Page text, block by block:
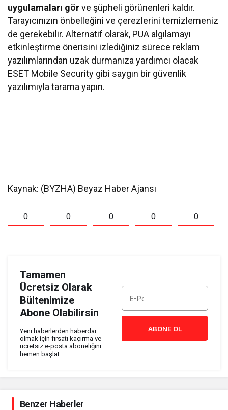
uygulamaları görve şüpheli görünenleri kaldır.
Tarayıcınızın önbelleğini ve çerezlerini temizlemeniz
de gerekebilir. Alternatif olarak, PUA algılamayı
etkinleştirme önerisini izlediğiniz sürece reklam
yazılımlarından uzak durmanıza yardımcı olacak
ESET Mobile Security gibi saygın bir güvenlik
yazılımıyla tarama yapın.
Kaynak: (BYZHA) Beyaz Haber Ajansı
0 0 0 0 0
Tamamen
Ücretsiz Olarak
Bültenimize
Abone Olabilirsin
Yeni haberlerden haberdar
olmak için fırsatı kaçırma ve
ücretsiz e-posta aboneliğini
hemen başlat.
ABONE OL
Benzer Haberler